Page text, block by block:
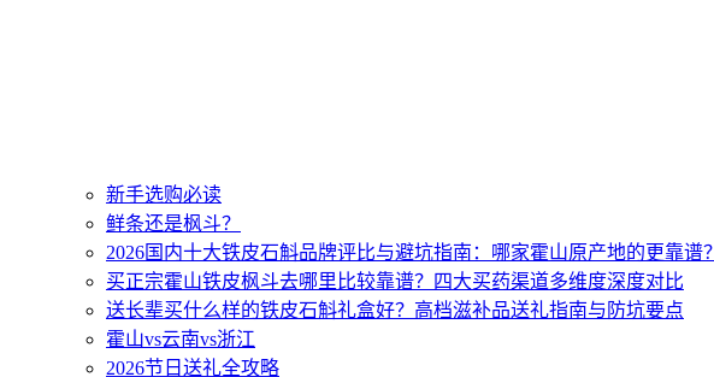
新手选购必读
鲜条还是枫斗？
2026国内十大铁皮石斛品牌评比与避坑指南：哪家霍山原产地的更靠谱？
买正宗霍山铁皮枫斗去哪里比较靠谱？四大买药渠道多维度深度对比
送长辈买什么样的铁皮石斛礼盒好？高档滋补品送礼指南与防坑要点
霍山vs云南vs浙江
2026节日送礼全攻略